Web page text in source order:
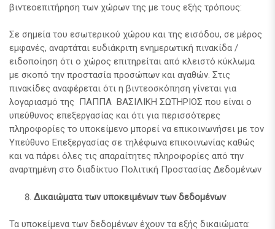
βιντεοεπιτήρηση των χώρων της με τους εξής τρόπους:
Σε σημεία του εσωτερικού χώρου και της εισόδου, σε μέρος
εμφανές, αναρτάται ευδιάκριτη ενημερωτική πινακίδα /
ειδοποίηση ότι ο χώρος επιτηρείται από κλειστό κύκλωμα
με σκοπό την προστασία προσώπων και αγαθών. Στις
πινακίδες αναφέρεται ότι η βιντεοσκόπηση γίνεται για
λογαριασμό της ΠΑΠΠΑ ΒΑΣΙΛΙΚΗ ΣΩΤΗΡΙΟΣ που είναι ο
υπεύθυνος επεξεργασίας και ότι για περισσότερες
πληροφορίες το υποκείμενο μπορεί να επικοινωνήσει με τον
Υπεύθυνο Επεξεργασίας σε τηλέφωνα επικοινωνίας καθώς
και να πάρει όλες τις απαραίτητες πληροφορίες από την
αναρτημένη στο διαδίκτυο Πολιτική Προστασίας Δεδομένων
Δικαιώματα των υποκειμένων των δεδομένων
Τα υποκείμενα των δεδομένων έχουν τα εξής δικαιώματα: